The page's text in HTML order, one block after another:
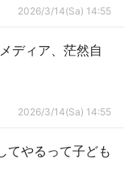
2026/3/14(Sa) 14:55
ディア、茫然自
2026/3/14(Sa) 14:55
てやるって子ども